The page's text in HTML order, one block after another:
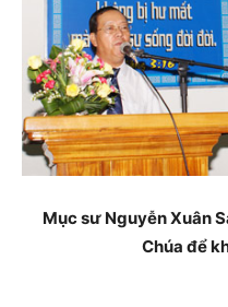
Mục sư Nguyễn Xuân
Chúa để